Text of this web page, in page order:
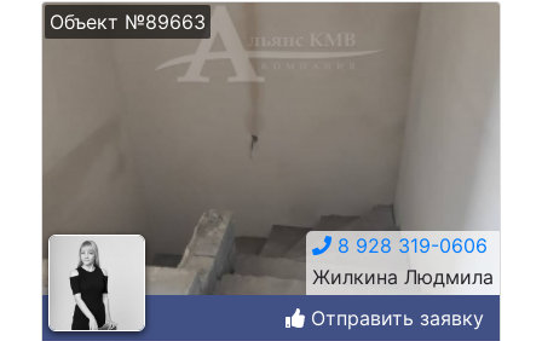
Объект №89663
8 928 319-0606
Жилкина Людмила
Отправить заявку